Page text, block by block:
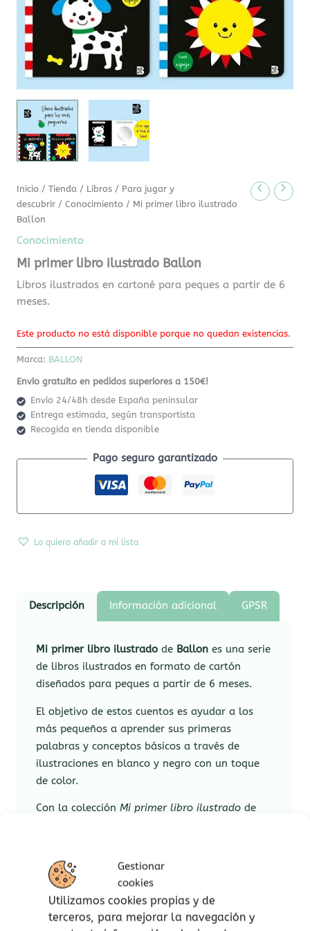
Gestionar
cookies
Utilizamos cookies propias y de
terceros, para mejorar la navegación y
Inicio /Tienda / Libros / Para jugar y
descubrir /Conocimiento / Mi primer libro ilustrado
Ballon
Conocimiento
Mi primer libro ilustrado Ballon
Libros ilustrados en cartoné para peques a partir de 6
meses.
Este producto no está disponible porque no quedan existencias.
Marca: BALLON
Envío gratuíto en pedidos superiores a 150€!
Envío 24/48h desde España peninsular
Entrega estimada, según transportista
Recogida en tienda disponible
Pago seguro garantizado
Lo quiero añadir a mi lista
Descripción Información adicional GPSR
Mi primer libro ilustrado de Ballon es una serie
de libros ilustrados en formato de cartón
diseñados para peques a partir de 6 meses.
El objetivo de estos cuentos es ayudar a los
más pequeños a aprender sus primeras
palabras y conceptos básicos a través de
ilustraciones en blanco y negro con un toque
de color.
Con la colecciónMi primer libro ilustrado de
manzana, un coche, una flor y muchos más.
¿Quién se esconde al final del libro?
¡Descúbrelo rápido!
El libro está lleno de atractivos dibujos para